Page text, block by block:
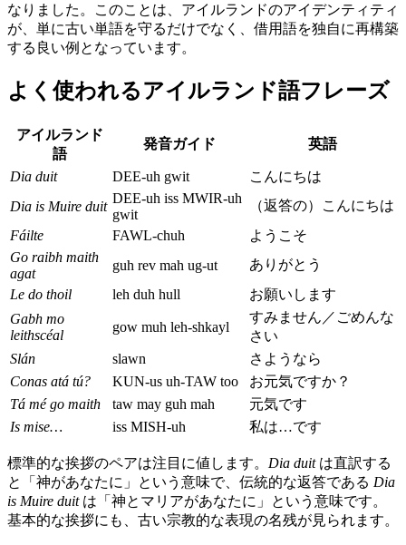
なりました。このことは、アイルランドのアイデンティティ
が、単に古い単語を守るだけでなく、借用語を独自に再構築
する良い例となっています。
よく使われるアイルランド語フレーズ
アイルランド
語
発音ガイド 英語
Dia duit DEE-uh gwit
こんにちは
Dia is Muire duit
DEE-uh iss MWIR-uh
gwit
（返答の）こんにちは
Fáilte
FAWL-chuh
ようこそ
Go raibh maith
agat
guh rev mah ug-ut
ありがとう
Le do thoil
leh duh hull
お願いします
Gabh mo
leithscéal
gow muh leh-shkayl
すみません／ごめんな
さい
Slán
slawn
さようなら
Conas atá tú?
KUN-us uh-TAW too
お元気ですか？
Tá mé go maith
taw may guh mah
元気です
Is mise…
iss MISH-uh 私は…です
標準的な挨拶のペアは注目に値します。 Dia duitは直訳する
と「神があなたに」という意味で、伝統的な返答である Dia
is Muire duitは「神とマリアがあなたに」という意味です。
基本的な挨拶にも、古い宗教的な表現の名残が見られます。